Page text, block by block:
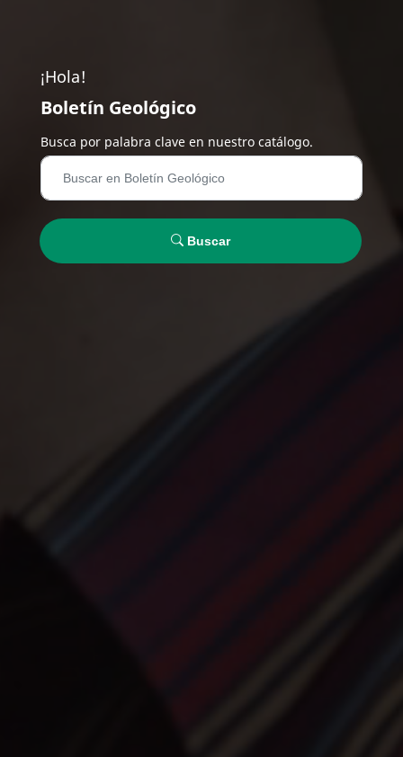
¡Hola!
Boletín Geológico
Busca por palabra clave en nuestro catálogo.
Buscar